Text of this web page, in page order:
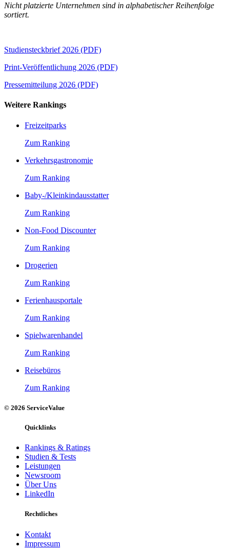
Nicht platzierte Unternehmen sind in alphabetischer Reihenfolge
sortiert.
Studiensteckbrief 2026 (PDF)
Print-Veröffentlichung 2026 (PDF)
Pressemitteilung 2026 (PDF)
Weitere Rankings
Freizeitparks
Zum Ranking
Verkehrsgastronomie
Zum Ranking
Baby-/Kleinkindausstatter
Zum Ranking
Non-Food Discounter
Zum Ranking
Drogerien
Zum Ranking
Ferienhausportale
Zum Ranking
Spielwarenhandel
Zum Ranking
Reisebüros
Zum Ranking
© 2026 ServiceValue
Quicklinks
Rankings & Ratings
Studien & Tests
Leistungen
Newsroom
Über Uns
LinkedIn
Rechtliches
Kontakt
Impressum